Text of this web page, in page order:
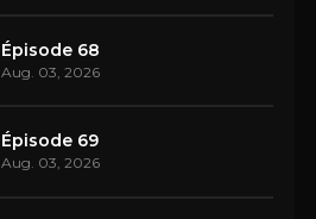
Épisode 68
Aug. 03, 2026
Épisode 69
Aug. 03, 2026